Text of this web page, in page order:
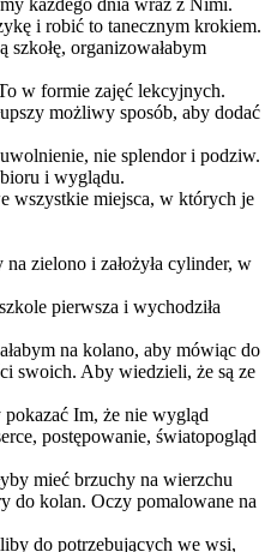
i robić to tanecznym krokiem.
organizowałabym
w formie zajęć lekcyjnych.
możliwy sposób, aby dodać
nie splendor i podziw.
i wyglądu.
wszystkie miejsca, w których je
zielono i założyła cylinder, w
pierwsza i wychodziła
na kolano, aby mówiąc do
swoich. Aby wiedzieli, że są ze
Im, że nie wygląd
postępowanie, światopogląd
mieć brzuchy na wierzchu
do kolan. Oczy pomalowane na
do potrzebujących we wsi,